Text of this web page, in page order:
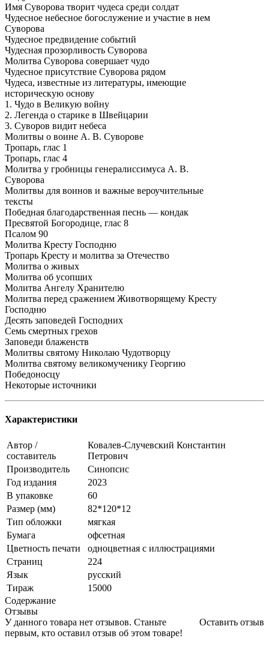
Имя Суворова творит чудеса среди солдат
Чудесное небесное богослужение и участие в нем
Суворова
Чудесное предвидение событий
Чудесная прозорливость Суворова
Молитва Суворова совершает чудо
Чудесное присутствие Суворова рядом
Чудеса, известные из литературы, имеющие
историческую основу
1. Чудо в Великую войну
2. Легенда о старике в Швейцарии
3. Суворов видит небеса
Молитвы о воине А. В. Суворове
Тропарь, глас 1
Тропарь, глас 4
Молитва у гробницы генералиссимуса А. В.
Суворова
Молитвы для воинов и важные вероучительные
тексты
Победная благодарственная песнь — кондак
Пресвятой Богородице, глас 8
Псалом 90
Молитва Кресту Господню
Тропарь Кресту и молитва за Отечество
Молитва о живых
Молитва об усопших
Молитва Ангелу Хранителю
Молитва перед сражением Животворящему Кресту
Господню
Десять заповедей Господних
Семь смертных грехов
Заповеди блаженств
Молитвы святому Николаю Чудотворцу
Молитва святому великомученику Георгию
Победоносцу
Некоторые источники
Характеристики
Автор /
составитель
Ковалев-Случевский Константин
Петрович
Производитель
Синопсис
Год издания
2023
В упаковке
60
Размер (мм)
82*120*12
Тип обложки
мягкая
Бумага
офсетная
Цветность печати
одноцветная с иллюстрациями
Страниц
224
Язык
русский
Тираж
15000
Содержание
Отзывы
Оставить отзыв
У данного товара нет отзывов. Станьте
первым, кто оставил отзыв об этом товаре!